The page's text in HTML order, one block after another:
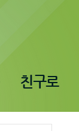
친구로